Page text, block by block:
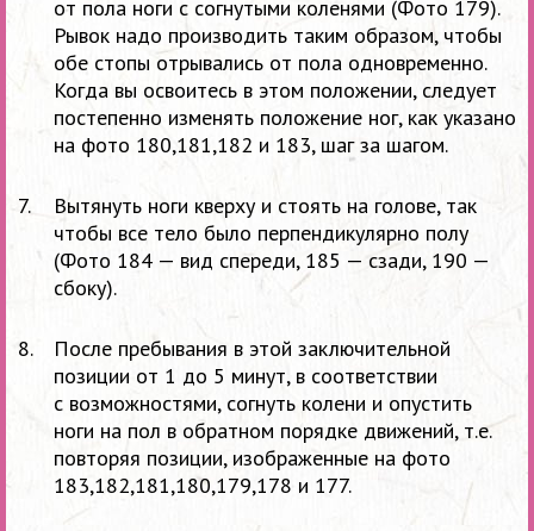
от пола ноги с согнутыми коленями (Фото 179).
Рывок надо производить таким образом, чтобы
обе стопы отрывались от пола одновременно.
Когда вы освоитесь в этом положении, следует
постепенно изменять положение ног, как указано
на фото 180,181,182 и 183, шаг за шагом.
Вытянуть ноги кверху и стоять на голове, так
чтобы все тело было перпендикулярно полу
(Фото 184 — вид спереди, 185 — сзади, 190 —
сбоку).
После пребывания в этой заключительной
позиции от 1 до 5 минут, в соответствии
с возможностями, согнуть колени и опустить
ноги на пол в обратном порядке движений, т.е.
повторяя позиции, изображенные на фото
183,182,181,180,179,178 и 177.